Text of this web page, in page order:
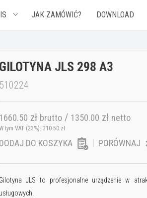
JAK ZAMÓWIĆ? DOWNLOAD
GILOTYNA JLS 298 A3
510224
1660.50 zł brutto / 1350.00 zł netto
tym VAT (23%): 310.50 zł
DODAJ DO KOSZYKA PORÓWNAJ
Gilotyna JLS to profesjonalne urządzenie w
usługowych.